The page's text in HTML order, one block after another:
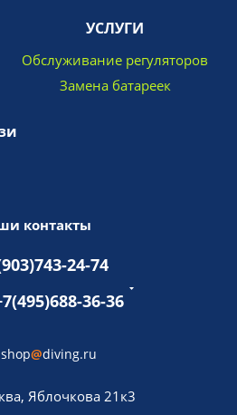
УСЛУГИ
Обслуживание регуляторов
Замена батареек
контакты
24-74
36-36
shop@diving.ru
Яблочкова 21к3